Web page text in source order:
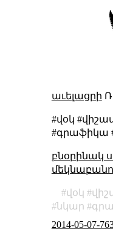
աւելացրի
#վօկ
#գրաֆիկա
բնօրինակ
վօկ
նկար
2014-05-07-